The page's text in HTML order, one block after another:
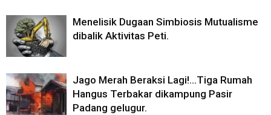
Menelisik Dugaan Simbiosis Mutualisme
dibalik Aktivitas Peti.
Jago Merah Beraksi Lagi!…Tiga Rumah
Hangus Terbakar dikampung Pasir
Padang gelugur.